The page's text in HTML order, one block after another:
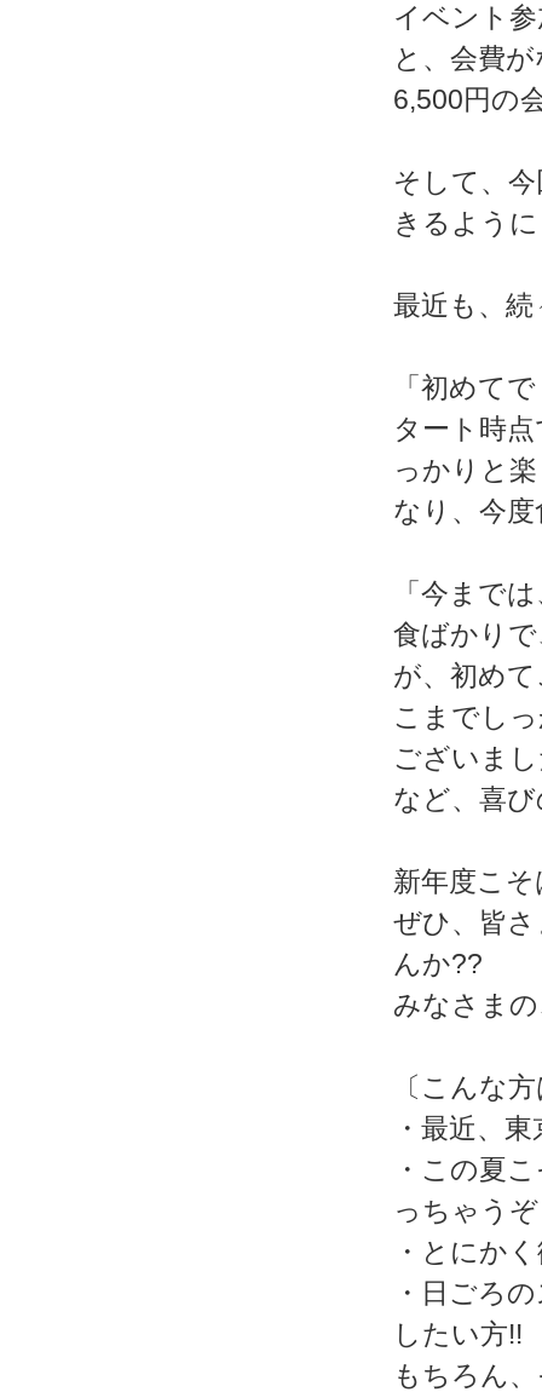
イベント
と、会費
6,500円の
そして、
きるよう
最近も、
「初めて
タート時
っかりと
なり、今
「今まで
食ばかり
が、初め
こまでし
ございま
など、喜
新年度こ
ぜひ、皆
んか??
みなさま
〔こんな
・最近、
・この夏
っちゃう
・とにか
・日ごろ
したい方!!
もちろん